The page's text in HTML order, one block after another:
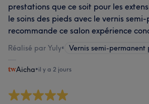
prestations que ce soit pour les
le soins des pieds avec le vernis
recommande ce salon expérience
Réalisé par Yuly• Vernis semi-permanent
Aicha•il y a 2 jours